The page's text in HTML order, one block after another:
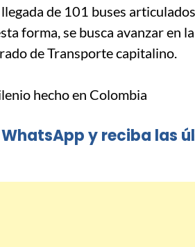
de 101 buses
forma, se busca avanzar en
de Transporte capitalino.
WhatsApp y reciba las